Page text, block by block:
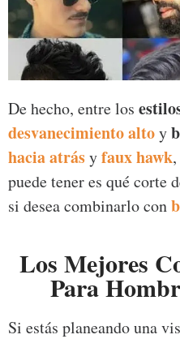
De hecho, entre los
desvanecimientoaltoy
hacia atrásyfaux hawk
puede tener es qué corte
si desea combinarlo con
Los Mejores
Para
Si estás planeando una